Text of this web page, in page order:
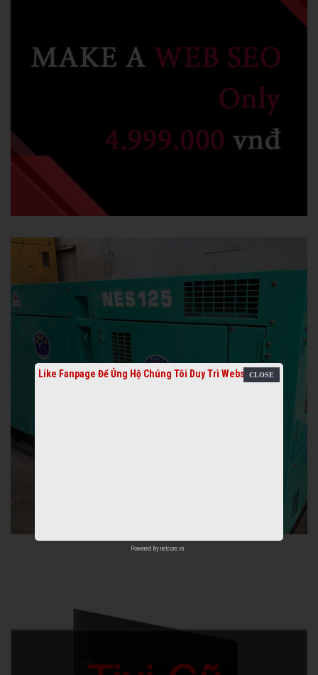
Like Fanpage Để Ủng Hộ Chúng Tôi Duy Trì Website
Powered by netcore.vn